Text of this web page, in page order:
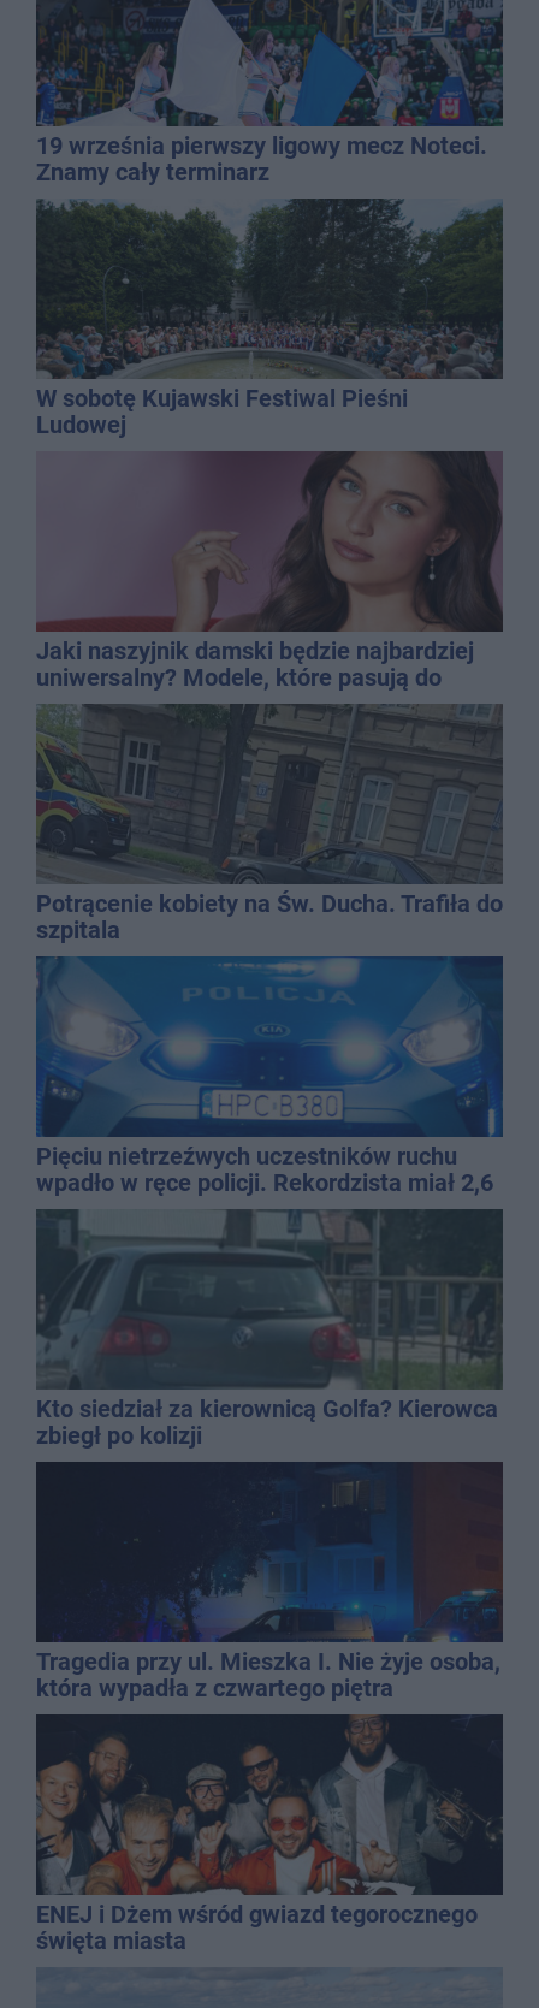
19 września pierwszy ligowy mecz Noteci.
Znamy cały terminarz
W sobotę Kujawski Festiwal Pieśni
Ludowej
Jaki naszyjnik damski będzie najbardziej
uniwersalny? Modele, które pasują do
wielu stylizacji
Potrącenie kobiety na Św. Ducha. Trafiła do
szpitala
Pięciu nietrzeźwych uczestników ruchu
wpadło w ręce policji. Rekordzista miał 2,6
promila
Kto siedział za kierownicą Golfa? Kierowca
zbiegł po kolizji
Tragedia przy ul. Mieszka I. Nie żyje osoba,
która wypadła z czwartego piętra
ENEJ i Dżem wśród gwiazd tegorocznego
święta miasta